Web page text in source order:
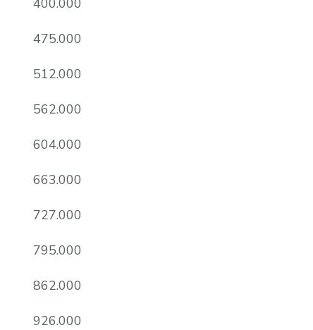
475.000
512.000
562.000
604.000
663.000
727.000
795.000
862.000
926.000